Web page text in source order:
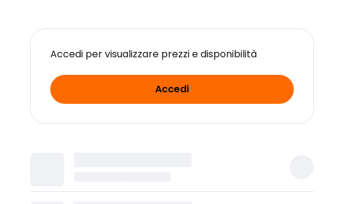
Accedi per visualizzare prezzi e disponibilità
Accedi